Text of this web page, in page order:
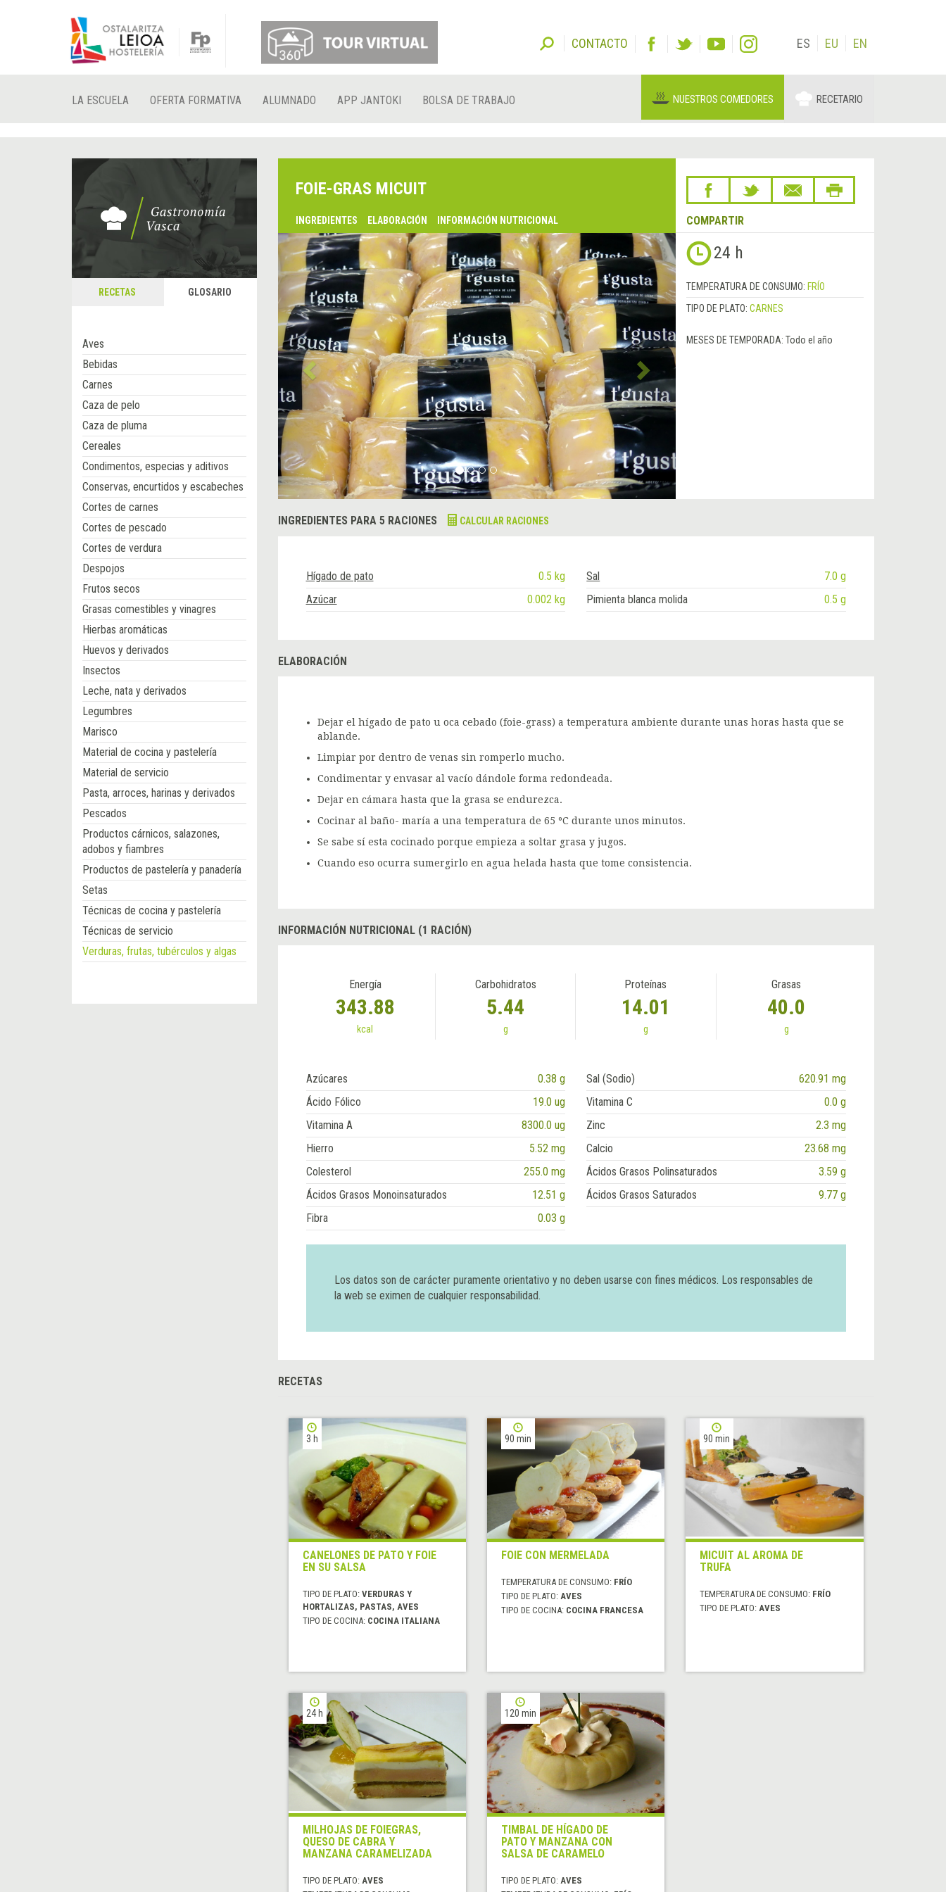
CONTACTO ES EU EN
LA ESCUELA OFERTA FORMATIVA ALUMNADO APP JANTOKI BOLSA DE TRABAJO NUESTROS COMEDORES RECETARIO
RECETAS GLOSARIO
Aves
Bebidas
Carnes
Caza de pelo
Caza de pluma
Cereales
Condimentos, especias y aditivos
Conservas, encurtidos y escabeches
Cortes de carnes
Cortes de pescado
Cortes de verdura
Despojos
Frutos secos
Grasas comestibles y vinagres
Hierbas aromáticas
Huevos y derivados
Insectos
Leche, nata y derivados
Legumbres
Marisco
Material de cocina y pastelería
Material de servicio
Pasta, arroces, harinas y derivados
Pescados
Productos cárnicos, salazones,
adobos y fiambres
Productos de pastelería y panadería
Setas
Técnicas de cocina y pastelería
Técnicas de servicio
Verduras, frutas, tubérculos y algas
FOIE-GRAS MICUIT
INGREDIENTES ELABORACIÓN INFORMACIÓN NUTRICIONAL COMPARTIR
&lsaquo;
Anterior
Siguiente
&rsaquo; 24 h
TEMPERATURA DE CONSUMO: FRÍO
TIPO DE PLATO: CARNES
MESES DE TEMPORADA: Todo el año
INGREDIENTES PARA 5 RACIONES CALCULAR RACIONES
Hígado de pato 0.5 kg Sal
7.0 g
Azúcar
0.002 kg Pimienta blanca molida 0.5 g
ELABORACIÓN
Dejar el hígado de pato u oca cebado (foie-grass) a temperatura ambiente durante unas horas hasta que se
ablande.
Limpiar por dentro de venas sin romperlo mucho.
Condimentar y envasar al vacío dándole forma redondeada.
Dejar en cámara hasta que la grasa se endurezca.
Cocinar al baño- maría a una temperatura de 65 ºC durante unos minutos.
Se sabe sí esta cocinado porque empieza a soltar grasa y jugos.
Cuando eso ocurra sumergirlo en agua helada hasta que tome consistencia.
INFORMACIÓN NUTRICIONAL (1 RACIÓN)
Energía
343.88
kcal
Carbohidratos
5.44
g
Proteínas
14.01
g
Grasas
40.0
g
Azúcares 0.38 g Sal (Sodio)
620.91 mg
Ácido Fólico
19.0 ug Vitamina C
0.0 g
Vitamina A
8300.0 ug Zinc
2.3 mg
Hierro
5.52 mg Calcio
23.68 mg
Colesterol
255.0 mg Ácidos Grasos Polinsaturados
3.59 g
Ácidos Grasos Monoinsaturados
12.51 g Ácidos Grasos Saturados
9.77 g
Fibra
0.03 g
Los datos son de carácter puramente orientativo y no deben usarse con fines médicos. Los responsables de
la web se eximen de cualquier responsabilidad.
RECETAS
3 h
CANELONES DE PATO Y FOIE
EN SU SALSA
TIPO DE PLATO: VERDURAS Y
HORTALIZAS, PASTAS, AVES
TIPO DE COCINA: COCINA ITALIANA
90 min
FOIE CON MERMELADA
TEMPERATURA DE CONSUMO: FRÍO
TIPO DE PLATO: AVES
TIPO DE COCINA: COCINA FRANCESA
90 min
MICUIT AL AROMA DE
TRUFA
TEMPERATURA DE CONSUMO: FRÍO
TIPO DE PLATO:AVES
24 h
MILHOJAS DE FOIEGRAS,
QUESO DE CABRA Y
MANZANA CARAMELIZADA
TIPO DE PLATO: AVES
120 min
TIMBAL DE HÍGADO DE
PATO Y MANZANA CON
SALSA DE CARAMELO
TIPO DE PLATO: AVES